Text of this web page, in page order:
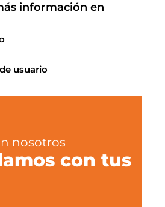
información en
usuario
nosotros
con tus